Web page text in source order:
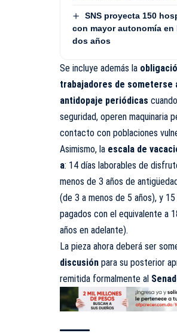
SNS proyecta 150
con mayor autonomía
dos años
Se incluye además la
trabajadores de someterse
antidopaje periódicas
seguridad, operen maquinaria
contacto con poblaciones
Asimismo, la escala de
a: 14 días laborables de
menos de 3 años de
(de 3 a menos de 5 años), y
pagados con el equivalente a
años en adelante).
La pieza ahora deberá ser
discusión para su posterior
remitida formalmente al